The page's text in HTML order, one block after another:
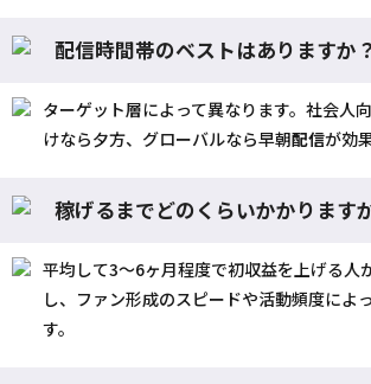
配信時間帯のベストはありますか？
ターゲット層によって異なります。社会人
けなら夕方、グローバルなら早朝配信が効
稼げるまでどのくらいかかります
平均して3〜6ヶ月程度で初収益を上げる人
し、ファン形成のスピードや活動頻度によ
す。